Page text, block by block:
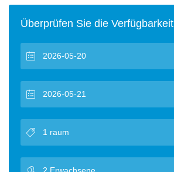
Überprüfen Sie die Verfügbarkeit